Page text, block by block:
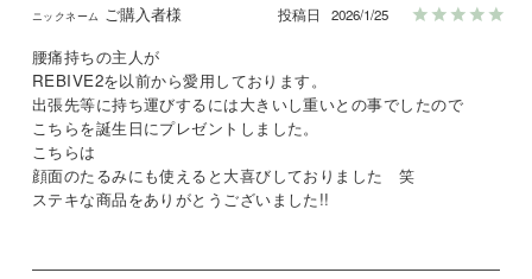
ご購入者様 投稿日 2026/1/25
腰痛持ちの主人が
REBIVE2を以前から愛用しております。
出張先等に持ち運びするには大きいし重いとの事でしたので
こちらを誕生日にプレゼントしました。
こちらは
顔面のたるみにも使えると大喜びしておりました　笑